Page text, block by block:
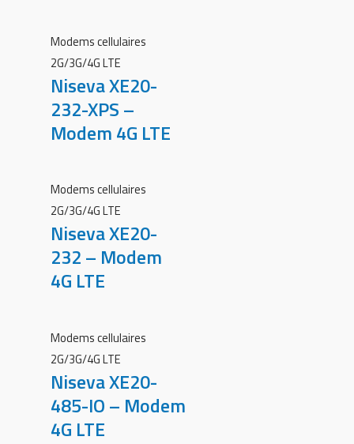
Modems cellulaires
2G/3G/4G LTE
Niseva XE20-
232-XPS –
Modem 4G LTE
Modems cellulaires
2G/3G/4G LTE
Niseva XE20-
232 – Modem
4G LTE
Modems cellulaires
2G/3G/4G LTE
Niseva XE20-
485-IO – Modem
4G LTE